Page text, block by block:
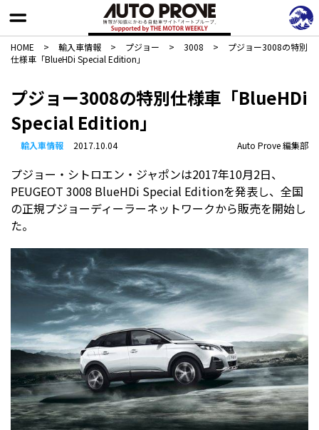
HOME > 輸入車情報 > プジョー > 3008 >
プジョー3008の特別
仕様車「BlueHDi Special Edition」
プジョー3008の特別仕様車「BlueHDi
Special Edition」
輸入車情報 2017.10.04 Auto Prove 編集部
プジョー・シトロエン・ジャポンは2017年10月2日、
PEUGEOT 3008 BlueHDi Special Editionを発表し、全国
の正規プジョーディーラーネットワークから販売を開始し
た。